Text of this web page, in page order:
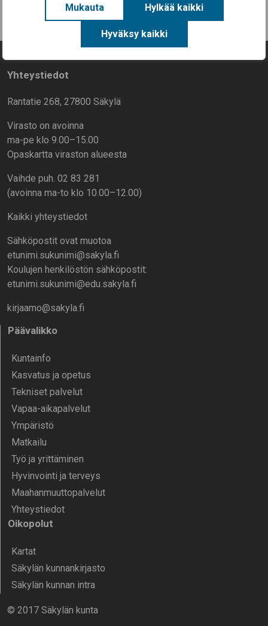
Mukauta Hylkää kaikki
Hyväksy kaikki
Yhteystiedot
Rantatie 268, 27800 Säkylä
Virasto on avoinna
ma-pe klo 9.00–15.00
Opaskartta viraston alueesta
Vaihde puh. 02 83 281
(avoinna ma-to klo 10.00–12.00)
Kaikki yhteystiedot
Sähköpostit ovat muotoa
etunimi.sukunimi@sakyla.fi
Koulujen henkilöstön sähköpostit:
etunimi.sukunimi@edu.sakyla.fi
kirjaamo@sakyla.fi
Päävalikko
Kunta­info
Kasvatus ja opetus
Tekniset palvelut
Vapaa-aika­palvelut
Ympä­ristö
Mat­kailu
Työ ja yrittä­minen
Hyvinvointi ja terveys
Maahanmuuttopalvelut
Yhteystiedot
Oikopolut
Kartat
Säkylän kunnankirjasto
Säkylän kunnan intra
© 2017 Säkylän kunta